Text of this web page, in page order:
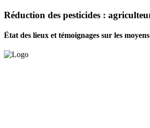
Réduction des pesticides :
État des lieux et témoignages sur les